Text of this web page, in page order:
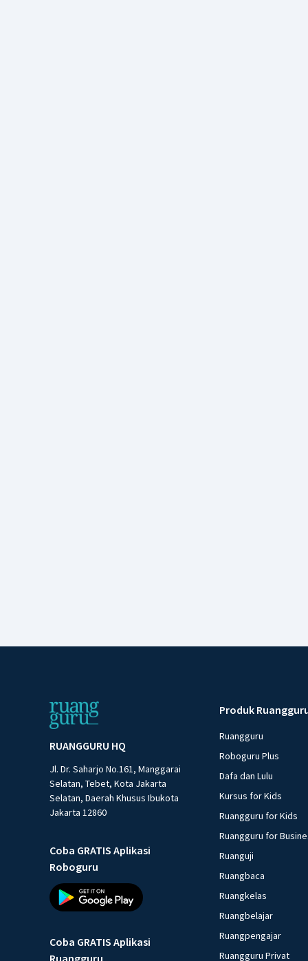
RUANGGURU HQ
Jl. Dr. Saharjo No.161, Manggarai
Selatan, Tebet, Kota Jakarta
Selatan, Daerah Khusus Ibukota
Jakarta 12860
Coba GRATIS Aplikasi
Roboguru
Coba GRATIS Aplikasi
Produk
Ruangguru
Roboguru Plus
Dafa dan Lulu
Kursus for Kids
Ruangguru for Kids
Ruangguru for
Ruanguji
Ruangbaca
Ruangkelas
Ruangbelajar
Ruangpengajar
Ruangguru Privat